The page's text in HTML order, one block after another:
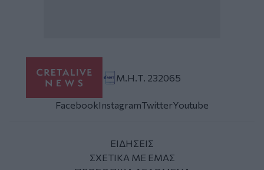
Μ.Η.Τ. 232065
FacebookInstagramTwitterYoutube
ΕΙΔΗΣΕΙΣ
ΣΧΕΤΙΚΑ ΜΕ ΕΜΑΣ